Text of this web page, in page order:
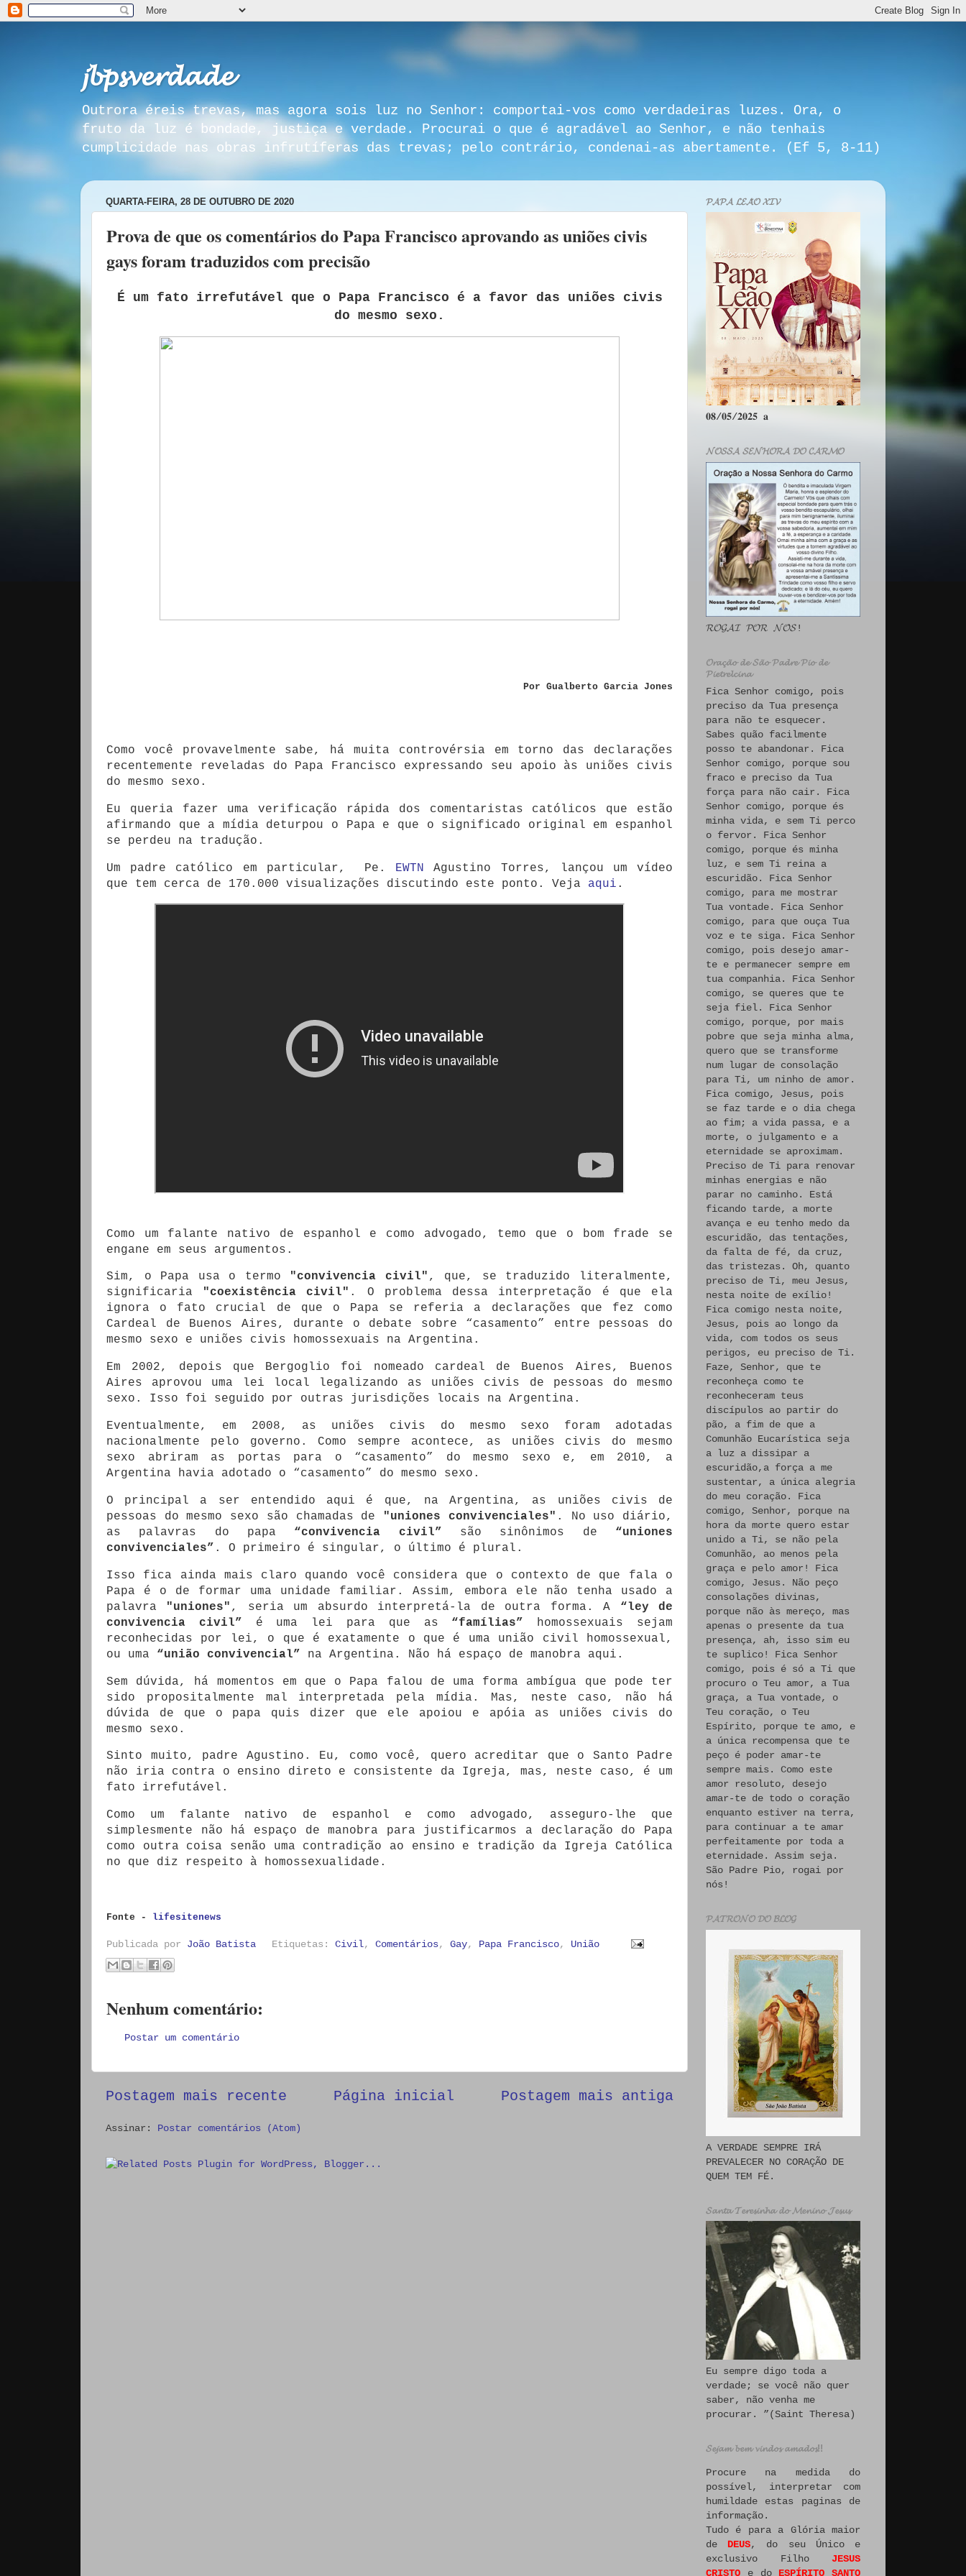
𝓳𝓫𝓹𝓼𝓿𝓮𝓻𝓭𝓪𝓭𝓮
Outrora éreis trevas, mas agora sois luz no Senhor: comportai-vos como verdadeiras luzes. Ora, o
fruto da luz é bondade, justiça e verdade. Procurai o que é agradável ao Senhor, e não tenhais
cumplicidade nas obras infrutíferas das trevas; pelo contrário, condenai-as abertamente. (Ef 5, 8-11)
QUARTA-FEIRA, 28 DE OUTUBRO DE 2020
Prova de que os comentários do Papa Francisco aprovando as uniões civis
gays foram traduzidos com precisão
É um fato irrefutável que o Papa Francisco é a favor das uniões civis
do mesmo sexo.
Por Gualberto Garcia Jones
Como você provavelmente sabe, há muita controvérsia em torno das declarações
recentemente reveladas do Papa Francisco expressando seu apoio às uniões civis
do mesmo sexo.
Eu queria fazer uma verificação rápida dos comentaristas católicos que estão
afirmando que a mídia deturpou o Papa e que o significado original em espanhol
se perdeu na tradução.
Um padre católico em particular, Pe. EWTNAgustino Torres, lançou um vídeo
que tem cerca de 170.000 visualizações discutindo este ponto. Veja aqui .
Como um falante nativo de espanhol e como advogado, temo que o bom frade se
engane em seus argumentos.
Sim, o Papa usa o termo "convivencia civil" , que, se traduzido literalmente,
significaria "coexistência civil" . O problema dessa interpretação é que ela
ignora o fato crucial de que o Papa se referia a declarações que fez como
Cardeal de Buenos Aires, durante o debate sobre “casamento” entre pessoas do
mesmo sexo e uniões civis homossexuais na Argentina.
Em 2002, depois que Bergoglio foi nomeado cardeal de Buenos Aires, Buenos
Aires aprovou uma lei local legalizando as uniões civis de pessoas do mesmo
sexo. Isso foi seguido por outras jurisdições locais na Argentina.
Eventualmente, em 2008, as uniões civis do mesmo sexo foram adotadas
nacionalmente pelo governo. Como sempre acontece, as uniões civis do mesmo
sexo abriram as portas para o “casamento” do mesmo sexo e, em 2010, a
Argentina havia adotado o “casamento” do mesmo sexo.
O principal a ser entendido aqui é que, na Argentina, as uniões civis de
pessoas do mesmo sexo são chamadas de
"uniones convivenciales" . No uso diário,
as palavras do papa “convivencia civil” são sinônimos de “uniones
convivenciales” . O primeiro é singular, o último é plural.
Isso fica ainda mais claro quando você considera que o contexto de que fala o
Papa é o de formar uma unidade familiar. Assim, embora ele não tenha usado a
palavra "uniones" , seria um absurdo interpretá-la de outra forma.A “ley de
convivencia civil”
é uma lei para que as “famílias”
homossexuais sejam
reconhecidas por lei, o que é exatamente o que é uma união civil homossexual,
ou uma “união convivencial” na Argentina. Não há espaço de manobra aqui.
Sem dúvida, há momentos em que o Papa falou de uma forma ambígua que pode ter
sido propositalmente mal interpretada pela mídia.
Mas, neste caso, não há
dúvida de que o papa quis dizer que ele apoiou e apóia as uniões civis do
mesmo sexo.
Sinto muito, padre Agustino. Eu, como você, quero acreditar que o Santo Padre
não iria contra o ensino direto e consistente da Igreja, mas, neste caso, é um
fato irrefutável.
Como um falante nativo de espanhol e como advogado, asseguro-lhe que
simplesmente não há espaço de manobra para justificarmos a declaração do Papa
como outra coisa senão uma contradição ao ensino e tradição da Igreja Católica
no que diz respeito à homossexualidade.
Fonte - lifesitenews
Publicada por João Batista Etiquetas:Civil,Comentários,Gay, Papa Francisco, União
Nenhum comentário:
Postar um comentário
Postagem mais recente Postagem mais antiga
Página inicial
Assinar: Postar comentários (Atom)
𝓟𝓐𝓟𝓐 𝓛𝓔𝓐̃𝓞 𝓧𝓘𝓥
𝟎𝟖/𝟎𝟓/𝟐𝟎𝟐𝟓 𝐚
𝓝𝓞𝓢𝓢𝓐 𝓢𝓔𝓝𝓗𝓞𝓡𝓐 𝓓𝓞 𝓒𝓐𝓡𝓜𝓞
𝓡𝓞𝓖𝓐𝓘 𝓟𝓞𝓡 𝓝𝓞́𝓢!
𝓞𝓻𝓪𝓬̧𝓪̃𝓸 𝓭𝓮 𝓢𝓪̃𝓸 𝓟𝓪𝓭𝓻𝓮 𝓟𝓲𝓸 𝓭𝓮
𝓟𝓲𝓮𝓽𝓻𝓮𝓵𝓬𝓲𝓷𝓪
Fica Senhor comigo, pois
preciso da Tua presença
para não te esquecer.
Sabes quão facilmente
posso te abandonar. Fica
Senhor comigo, porque sou
fraco e preciso da Tua
força para não cair. Fica
Senhor comigo, porque és
minha vida, e sem Ti perco
o fervor. Fica Senhor
comigo, porque és minha
luz, e sem Ti reina a
escuridão. Fica Senhor
comigo, para me mostrar
Tua vontade. Fica Senhor
comigo, para que ouça Tua
voz e te siga. Fica Senhor
comigo, pois desejo amar-
te e permanecer sempre em
tua companhia. Fica Senhor
comigo, se queres que te
seja fiel. Fica Senhor
comigo, porque, por mais
pobre que seja minha alma,
quero que se transforme
num lugar de consolação
para Ti, um ninho de amor.
Fica comigo, Jesus, pois
se faz tarde e o dia chega
ao fim; a vida passa, e a
morte, o julgamento e a
eternidade se aproximam.
Preciso de Ti para renovar
minhas energias e não
parar no caminho. Está
ficando tarde, a morte
avança e eu tenho medo da
escuridão, das tentações,
da falta de fé, da cruz,
das tristezas. Oh, quanto
preciso de Ti, meu Jesus,
nesta noite de exílio!
Fica comigo nesta noite,
Jesus, pois ao longo da
vida, com todos os seus
perigos, eu preciso de Ti.
Faze, Senhor, que te
reconheça como te
reconheceram teus
discípulos ao partir do
pão, a fim de que a
Comunhão Eucarística seja
a luz a dissipar a
escuridão,a força a me
sustentar, a única alegria
do meu coração. Fica
comigo, Senhor, porque na
hora da morte quero estar
unido a Ti, se não pela
Comunhão, ao menos pela
graça e pelo amor! Fica
comigo, Jesus. Não peço
consolações divinas,
porque não às mereço, mas
apenas o presente da tua
presença, ah, isso sim eu
te suplico! Fica Senhor
comigo, pois é só a Ti que
procuro o Teu amor, a Tua
graça, a Tua vontade, o
Teu coração, o Teu
Espírito, porque te amo, e
a única recompensa que te
peço é poder amar-te
sempre mais. Como este
amor resoluto, desejo
amar-te de todo o coração
enquanto estiver na terra,
para continuar a te amar
perfeitamente por toda a
eternidade. Assim seja.
São Padre Pio, rogai por
nós!
𝓟𝓐𝓣𝓡𝓞𝓝𝓞 𝓓𝓞 𝓑𝓛𝓞𝓖
A VERDADE SEMPRE IRÁ
PREVALECER NO CORAÇÃO DE
QUEM TEM FÉ.
𝓢𝓪𝓷𝓽𝓪 𝓣𝓮𝓻𝓮𝓼𝓲𝓷𝓱𝓪 𝓭𝓸 𝓜𝓮𝓷𝓲𝓷𝓸 𝓙𝓮𝓼𝓾𝓼
Eu sempre digo toda a
verdade; se você não quer
saber, não venha me
procurar. ”(Saint Theresa)
𝓢𝓮𝓳𝓪𝓶 𝓫𝓮𝓶 𝓿𝓲𝓷𝓭𝓸𝓼 𝓪𝓶𝓪𝓭𝓸𝓼!!
Procure na medida do
possível, interpretar com
humildade estas paginas de
informação.
Tudo é para a Glória maior
de DEUS, do seu Único e
exclusivo Filho JESUS
CRISTO e do ESPÍRITO SANTO